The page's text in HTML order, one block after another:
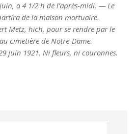
a 4 1/2 h de l’après-midi. — Le
de la maison mortuaire.
Metz, hich, pour se rendre par le
cimetière de Notre-Dame.
juin 1921. Ni fleurs, ni couronnes.